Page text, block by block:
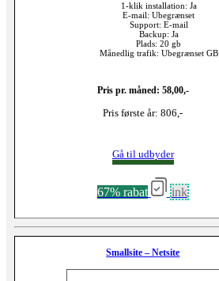
1-klik installation: Ja
E-mail: Ubegrænset
Support: E-mail
Backup: Ja
Plads: 20 gb
Månedlig trafik: Ubegrænset GB
Pris pr. måned: 58,00,-
Pris første år: 806,-
Gå til udbyder
67% rabat ink
Smallsite – Netsite